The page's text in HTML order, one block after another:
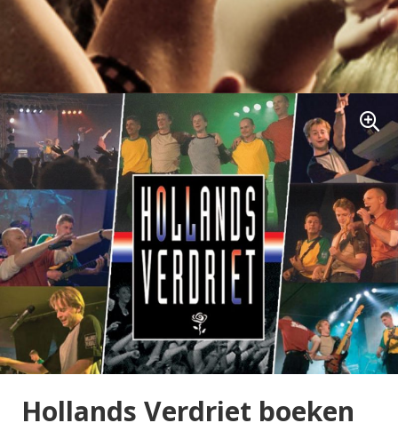
Hollands Verdriet boeken